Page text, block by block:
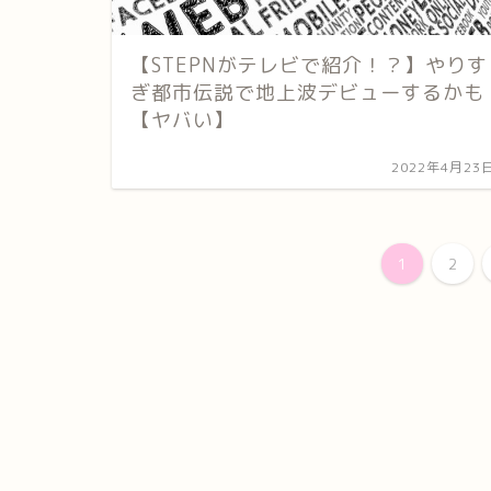
【STEPNがテレビで紹介！？】やりす
ぎ都市伝説で地上波デビューするかも
【ヤバい】
2022年4月23
1 2